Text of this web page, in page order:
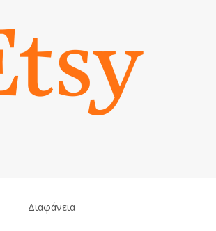
Διαφάνεια